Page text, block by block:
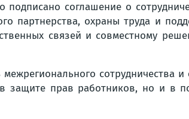
соглашение о
партнерства, охраны труда и
связей и совместному
сотрудничества
защите прав работников, но и в